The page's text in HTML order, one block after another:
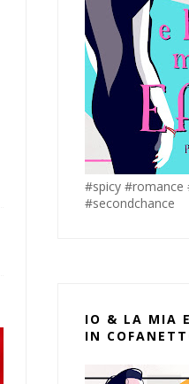
#spicy #romance
#secondchance
IO & LA MIA
IN